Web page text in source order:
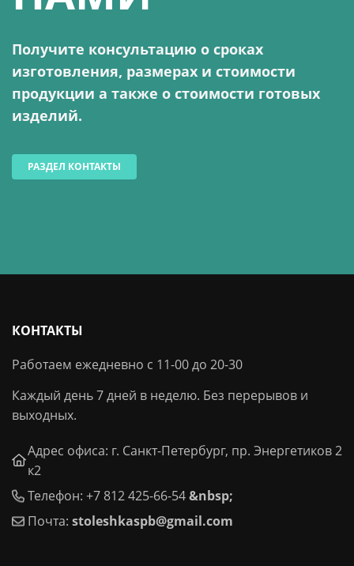
Получите консультацию о сроках
изготовления, размерах и стоимости
продукции а также о стоимости готовых
изделий.
РАЗДЕЛ КОНТАКТЫ
КОНТАКТЫ
Работаем ежедневно с 11-00 до 20-30
Каждый день 7 дней в неделю. Без перерывов и
выходных.
Адрес офиса: г. Санкт-Петербург, пр. Энергетиков 2
к2
Телефон: +7 812 425-66-54&nbsp;
Почта: stoleshkaspb@gmail.com